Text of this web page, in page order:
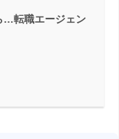
…転職エージェン